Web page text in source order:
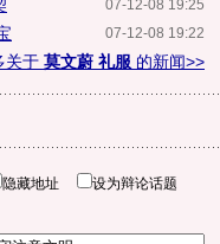
07-12-08 19:25
07-12-08 19:22
关于 莫文蔚 礼服 的新闻>>
隐藏地址 设为辩论话题